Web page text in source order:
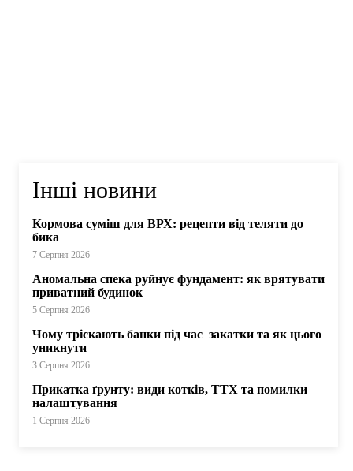
Інші новини
Кормова суміш для ВРХ: рецепти від теляти до
бика
7 Серпня 2026
Аномальна спека руйнує фундамент: як врятувати
приватний будинок
5 Серпня 2026
Чому тріскають банки під час закатки та як цього
уникнути
3 Серпня 2026
Прикатка ґрунту: види котків, ТТХ та помилки
налаштування
1 Серпня 2026